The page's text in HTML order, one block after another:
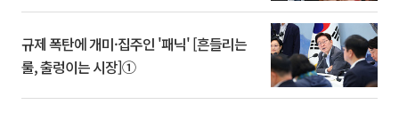
규제 폭탄에 개미·집주인 '패닉' [흔들리는
룰, 출렁이는 시장]①